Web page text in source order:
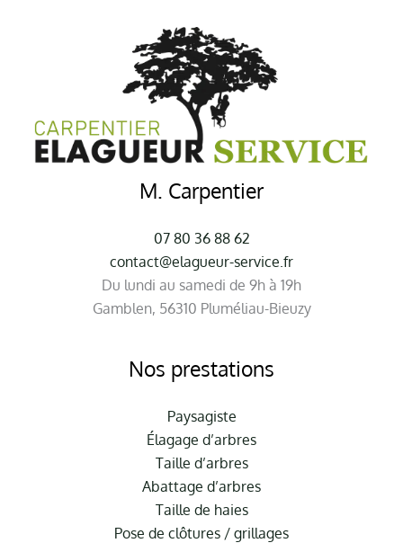
M. Carpentier
07 80 36 88 62
contact@elagueur-service.fr
Du lundi au samedi de 9h à 19h
Gamblen, 56310 Pluméliau-Bieuzy
Nos prestations
Paysagiste
Élagage d’arbres
Taille d’arbres
Abattage d’arbres
Taille de haies
Pose de clôtures / grillages